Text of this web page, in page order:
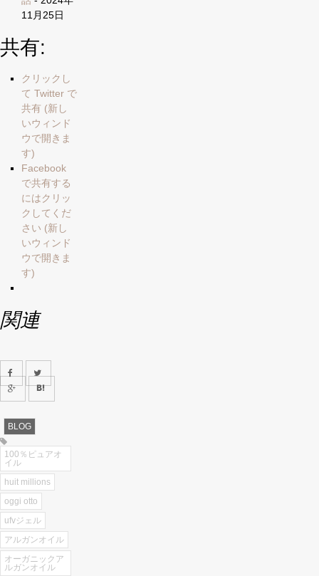
11月25日
共有:
クリックし
て Twitter で
共有 (新し
いウィンド
ウで開きま
す)
Facebook
で共有する
にはクリッ
クしてくだ
さい (新し
いウィンド
ウで開きま
す)
関連
BLOG
100％ピュアオ
イル
huit millions
oggi otto
ufvジェル
アルガンオイル
オーガニックア
ルガンオイル